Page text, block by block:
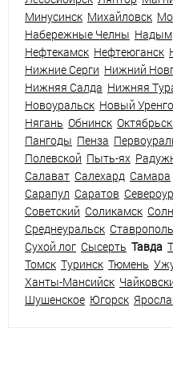
Минусинск Михайловск
Набережные Челны Надым
Нефтекамск Нефтеюганск
Нижние Серги Нижний
Нижняя Салда Нижняя
Новоуральск Новый
Нягань Обнинск
Пангоды Пенза
Полевской Пыть-ях
Салават Салехард Самара
Сарапул Саратов
Советский Соликамск
Среднеуральск Ставрополь
Сухой лог Сысерть Тавда
Томск Туринск Тюмень
Ханты-Мансийск
Шушенское Югорск